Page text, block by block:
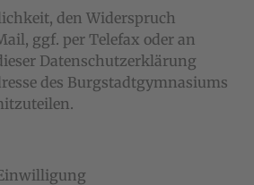
den Widerspruch
ggf. per Telefax oder an
Datenschutzerklärung
des Burgstadtgymnasiums